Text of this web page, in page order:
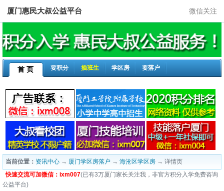
厦门惠民大叔公益平台 微信关注
首 页 要积分 插班生 学区房 要落户
当前位置： 资讯中心 → 厦门学区房落户 → 海沧区学区房 → 详情页
快速交流可加微信：ixm007(已有3万厦门家长关注我，非官方积分入学免费咨询
公益平台)